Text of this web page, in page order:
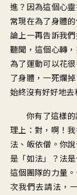
進？因為這個心
常現在為了身體
論上一再告訴我
聽聞，這個心轉
為了運動可以花
了身體，一死爛
始終沒有好好地去
你有了這樣
理上：對，啊！
法、皈依僧。你
是「如法」？法
這個團隊的力量
次我們去請法，